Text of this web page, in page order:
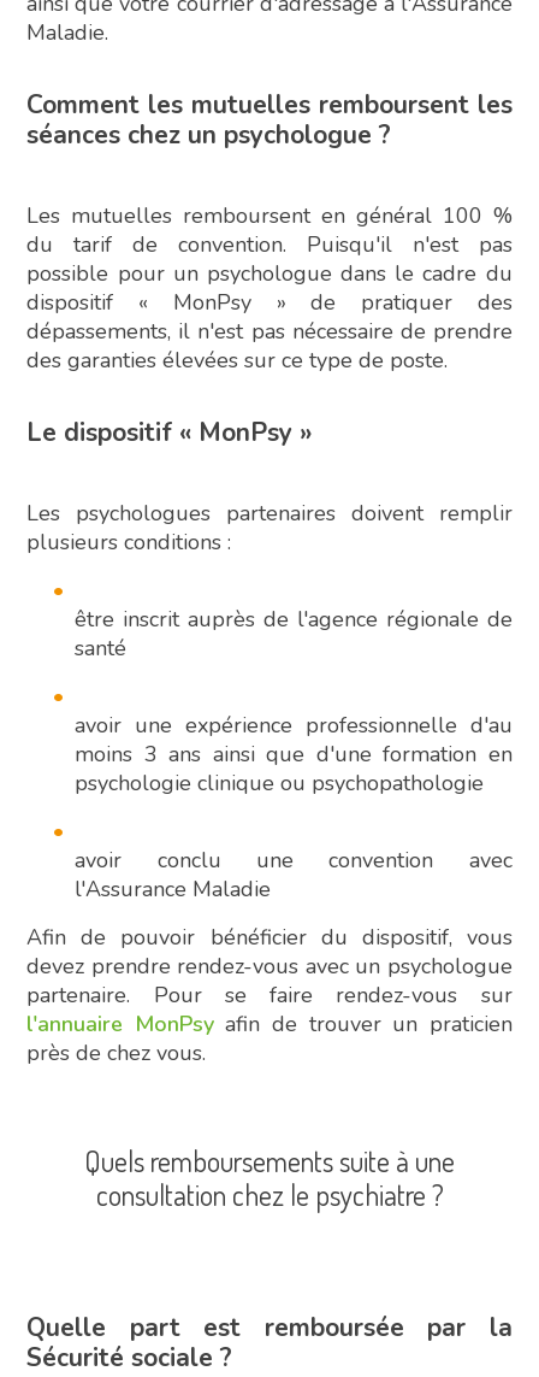
Maladie.
Comment les mutuelles remboursent les
séances chez un psychologue ?
Les mutuelles remboursent en général 100 %
du tarif de convention. Puisqu'il n'est pas
possible pour un psychologue dans le cadre du
dispositif « MonPsy » de pratiquer des
dépassements, il n'est pas nécessaire de prendre
des garanties élevées sur ce type de poste.
Le dispositif « MonPsy »
Les psychologues partenaires doivent remplir
plusieurs conditions :
être inscrit auprès de l'agence régionale de
santé
avoir une expérience professionnelle d'au
moins 3 ans ainsi que d'une formation en
psychologie clinique ou psychopathologie
avoir conclu une convention avec
l'Assurance Maladie
Afin de pouvoir bénéficier du dispositif, vous
devez prendre rendez-vous avec un psychologue
partenaire. Pour se faire rendez-vous sur
l'annuaire MonPsyafin de trouver un praticien
près de chez vous.
Quels remboursements suite à une
consultation chez le psychiatre ?
Quelle part est remboursée par la
Sécurité sociale ?